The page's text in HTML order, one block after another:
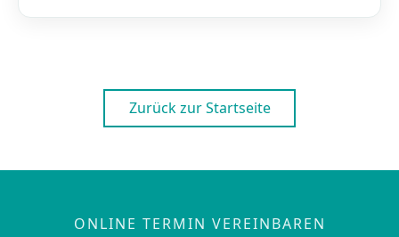
Zurück zur Startseite
ONLINE TERMIN VEREINBAREN